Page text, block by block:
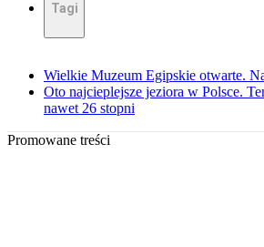
Tagi
Wielkie Muzeum Egipskie otwarte.
Oto najcieplejsze jeziora w Polsce.
nawet 26 stopni
Promowane treści